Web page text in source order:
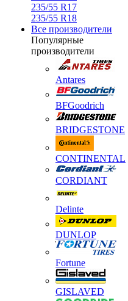
235/55 R17
235/55 R18
Все производители
Популярные
производители
Antares
BFGoodrich
BRIDGESTONE
CONTINENTAL
CORDIANT
Delinte
DUNLOP
Fortune
GISLAVED